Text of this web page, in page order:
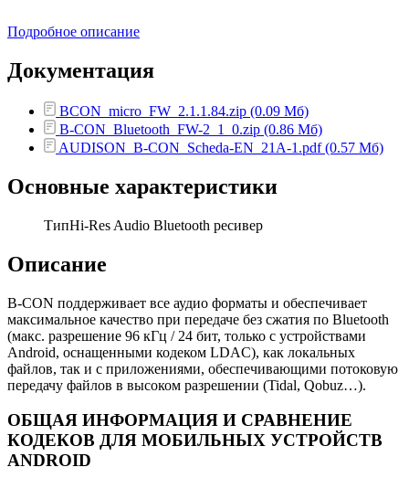
Подробное описание
Документация
BCON_micro_FW_2.1.1.84.zip (0.09 Мб)
B-CON_Bluetooth_FW-2_1_0.zip (0.86 Мб)
AUDISON_B-CON_Scheda-EN_21A-1.pdf (0.57 Мб)
Основные характеристики
ТипHi-Res Audio Bluetooth ресивер
Описание
B-CON поддерживает все аудио форматы и обеспечивает
максимальное качество при передаче без сжатия по Bluetooth
(макс. разрешение 96 кГц / 24 бит, только с устройствами
Android, оснащенными кодеком LDAC), как локальных
файлов, так и с приложениями, обеспечивающими потоковую
передачу файлов в высоком разрешении (Tidal, Qobuz…).
ОБЩАЯ ИНФОРМАЦИЯ И СРАВНЕНИЕ
КОДЕКОВ ДЛЯ МОБИЛЬНЫХ УСТРОЙСТВ
ANDROID